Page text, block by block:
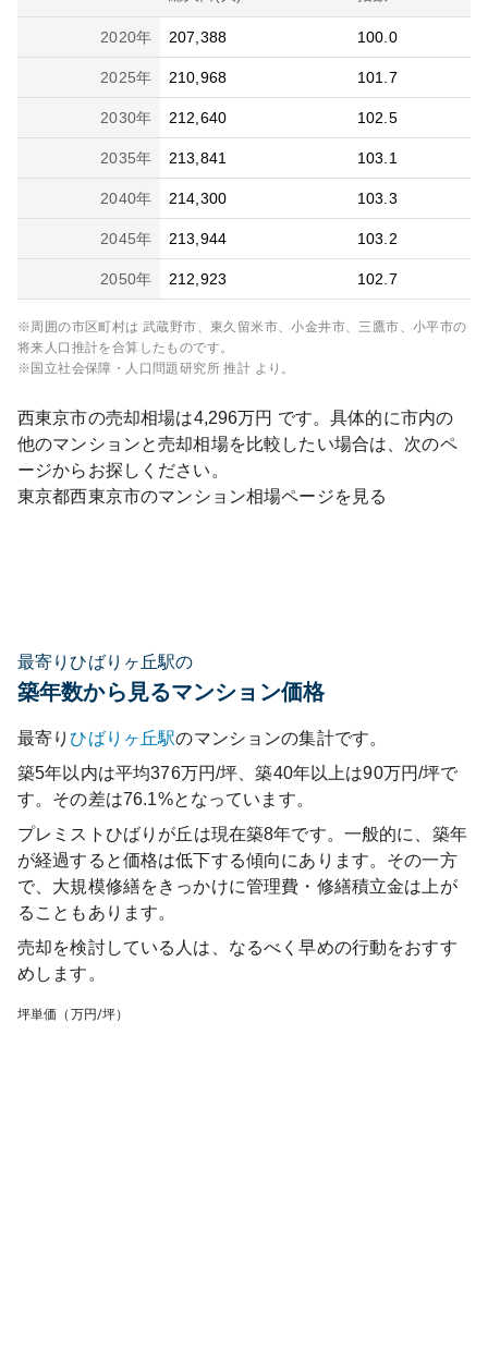
2020年 207,388 100.0
2025年 210,968 101.7
2030年 212,640 102.5
2035年 213,841 103.1
2040年 214,300 103.3
2045年 213,944 103.2
2050年 212,923 102.7
※周囲の市区町村は 武蔵野市、東久留米市、小金井市、三鷹市、小平市の
将来人口推計を合算したものです。
※国立社会保障・人口問題研究所 推計 より。
西東京市の売却相場は4,296万円 です。具体的に市内の
他のマンションと売却相場を比較したい場合は、次のペ
ージからお探しください。
東京都西東京市のマンション相場ページを見る
最寄りひばりヶ丘駅の
築年数から見るマンション価格
最寄りひばりヶ丘駅のマンションの集計です。
築5年以内は平均376万円/坪、築40年以上は90万円/坪で
す。その差は76.1%となっています。
プレミストひばりが丘 は現在築8年です。一般的に、築年
が経過すると価格は低下する傾向にあります。その一方
で、大規模修繕をきっかけに管理費・修繕積立金は上が
ることもあります。
売却を検討している人は、なるべく早めの行動をおすす
めします。
坪単価（万円/坪）